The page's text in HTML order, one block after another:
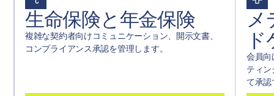
生命保険と年金保険
複雑な契約者向けコミュニケーション、開示文書、
コンプライアンス承認を管理します。
メ
会員向
ティ
て承